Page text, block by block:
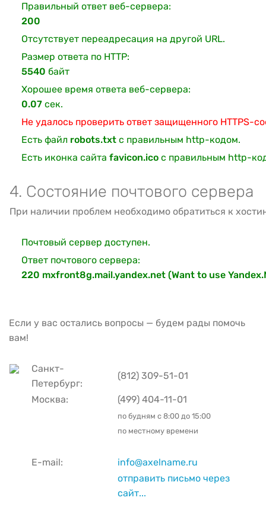
Правильный ответ веб-сервера:
200
Отсутствует переадресация на другой URL.
Размер ответа по HTTP:
5540 байт
Хорошее время ответа веб-сервера:
0.07 сек.
Не удалось проверить ответ защищенного HTTPS-
Есть файл robots.txt с правильным http-кодом.
Есть иконка сайта favicon.ico с правильным http-
4. Состояние почтового сервера
При наличии проблем необходимо обратиться к
Почтовый сервер доступен.
Ответ почтового сервера:
220 mxfront8g.mail.yandex.net (Want to use
Если у вас остались вопросы — будем рады помочь
вам!
Санкт-
Петербург:
(812) 309-51-01
Москва: (499) 404-11-01
по будням с 8:00 до 15:00
по местному времени
E-mail:
info@axelname.ru
отправить письмо через
сайт...